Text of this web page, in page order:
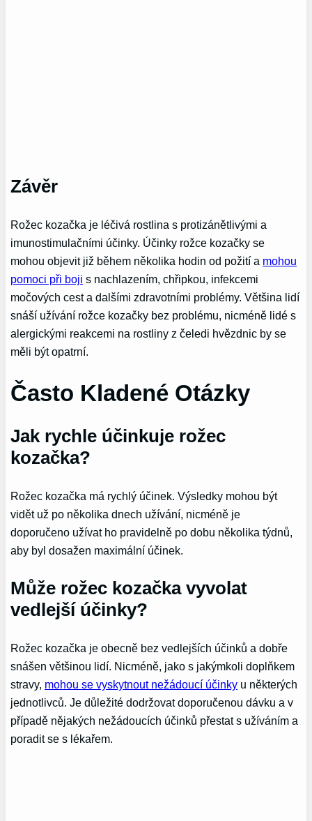
Závěr
Rožec kozačka je léčivá rostlina s protizánětlivými a
imunostimulačními účinky. Účinky rožce kozačky se
mohou objevit již během několika hodin od požití a mohou
pomoci při boji s nachlazením, chřipkou, infekcemi
močových cest a dalšími zdravotními problémy. Většina lidí
snáší užívání rožce kozačky bez problému, nicméně lidé s
alergickými reakcemi na rostliny z čeledi hvězdnic by se
měli být opatrní.
Často Kladené Otázky
Jak rychle účinkuje rožec
kozačka?
Rožec kozačka má rychlý účinek. Výsledky mohou být
vidět už po několika dnech užívání, nicméně je
doporučeno užívat ho pravidelně po dobu několika týdnů,
aby byl dosažen maximální účinek.
Může rožec kozačka vyvolat
vedlejší účinky?
Rožec kozačka je obecně bez vedlejších účinků a dobře
snášen většinou lidí. Nicméně, jako s jakýmkoli doplňkem
stravy, mohou se vyskytnout nežádoucí účinky u některých
jednotlivců. Je důležité dodržovat doporučenou dávku a v
případě nějakých nežádoucích účinků přestat s užíváním a
poradit se s lékařem.